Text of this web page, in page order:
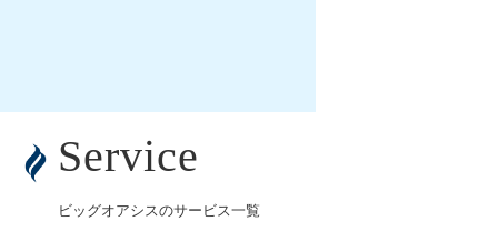
Service
ビッグオアシスのサービス一覧